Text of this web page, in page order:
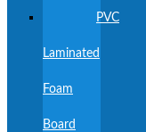
PVC
Laminated
Foam
Board